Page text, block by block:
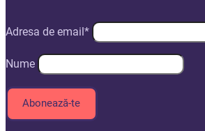
Adresa de email*
Nume